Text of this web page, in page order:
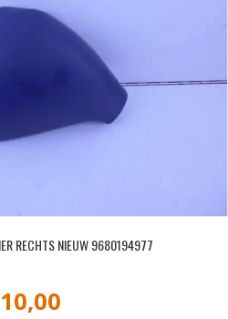
RECHTS NIEUW 9680194977
10,00